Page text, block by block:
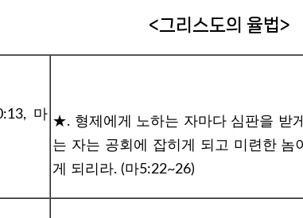
<그리스도의 율법>
마 ★. 형제에게 노하는 자마다 심판을 받
는 자는 공회에 잡히게 되고 미련한 놈
게 되리라. (마5:22~26)